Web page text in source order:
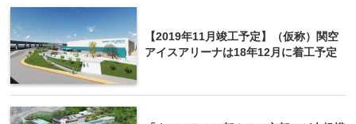
【2019年11月竣工予定】（仮称）関空
アイスアリーナは18年12月に着工予定